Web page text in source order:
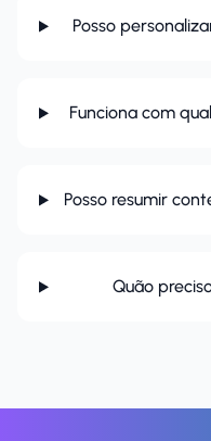
Posso
Funciona com
Posso resumir
Quão